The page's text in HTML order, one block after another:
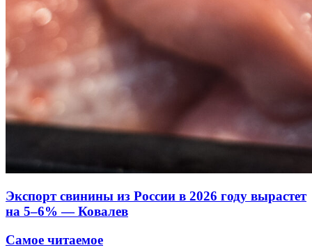
Экспорт свинины из России в 2026 году вырастет
на 5–6% — Ковалев
Самое читаемое